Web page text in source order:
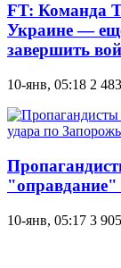
FT: Команда
Украине —
завершить
10-янв, 05:18 2 483
10-янв, 05:17 3 905